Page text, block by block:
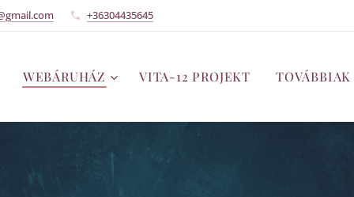
+36304435645
WEBÁRUHÁZ VITA-12 PROJEKT TOVÁBBIAK